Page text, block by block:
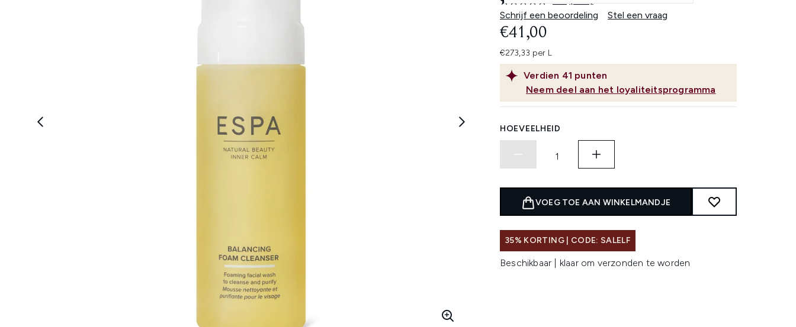
Lees
224
beoordelingen.
Schrijf een beoordeling
Stel een vraag
Verdien 41 punten
Neem deel aan het loyaliteitsprogramma
€41,00
€273,33 per L
HOEVEELHEID
VOEG TOE AAN WINKELMANDJE
35% KORTING | CODE: SALELF
Beschikbaar | klaar om verzonden te worden